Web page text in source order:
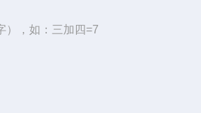
），如：三加四=7